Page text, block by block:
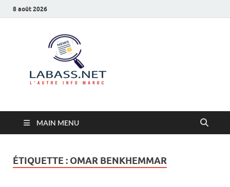
8 août 2026
MAIN MENU
ÉTIQUETTE : OMAR BENKHEMMAR